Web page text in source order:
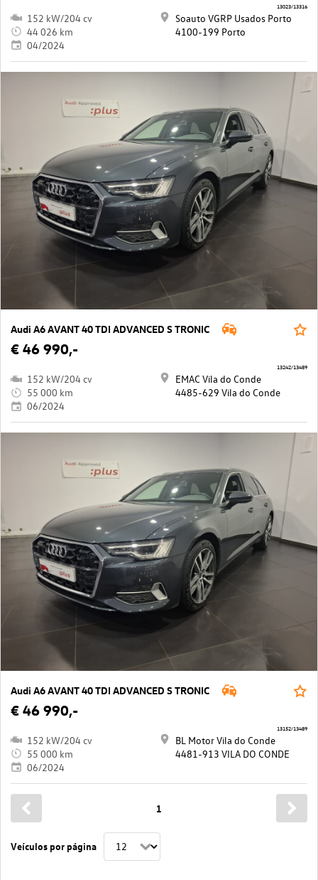
152 kW/204 cv
44 026 km
04/2024
Soauto VGRP Usados Porto
4100-199 Porto
13023/13316
Audi A6 AVANT 40 TDI ADVANCED S TRONIC
€ 46 990,-
152 kW/204 cv
55 000 km
06/2024
EMAC Vila do Conde
4485-629 Vila do Conde
13242/13489
Audi A6 AVANT 40 TDI ADVANCED S TRONIC
€ 46 990,-
152 kW/204 cv
55 000 km
06/2024
BL Motor Vila do Conde
4481-913 VILA DO CONDE
13152/13489
Veículos por página
1